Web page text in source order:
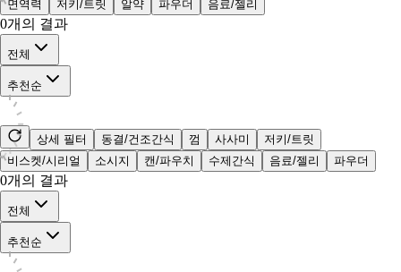
면역력
저키/트릿 알약 파우더 음료/젤리
0개의 결과
전체
추천순
상세 필터 동결/건조간식 껌 사사미
저키/트릿
비스켓/시리얼
소시지 캔/파우치 수제간식 음료/젤리 파우더
0개의 결과
전체
추천순